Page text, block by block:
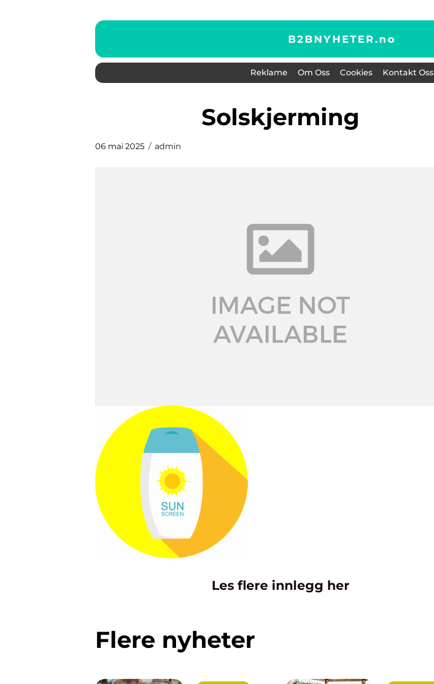
B2BNYHETER.no
Reklame Om Oss Cookies Kontakt Oss
solskjerming
06 mai 2025 admin
Les flere innlegg her
Flere nyheter